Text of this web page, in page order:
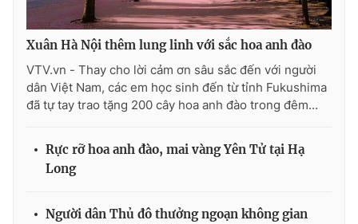
Ðiện thoại Thời báo VTV:024.66 897 897
Email:toasoan@vtv.vn
Liên hệ quảng cáo:024-7300.7108
Xuân Hà Nội thêm lung linh với sắc hoa anh đào
VTV.vn - Thay cho lời cảm ơn sâu sắc đến với người
dân Việt Nam, các em học sinh đến từ tỉnh Fukushima
đã tự tay trao tặng 200 cây hoa anh đào trong đêm...
Rực rỡ hoa anh đào, mai vàng Yên Tử tại Hạ
Long
Người dân Thủ đô thưởng ngoạn không gian